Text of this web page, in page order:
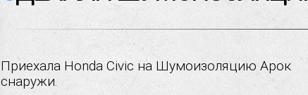
Приехала Honda Civic на Шумоизоляцию Арок
снаружи.